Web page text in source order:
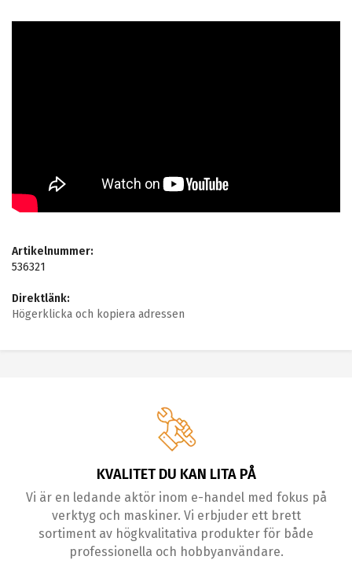
Artikelnummer:
536321
Direktlänk:
Högerklicka och kopiera adressen
KVALITET DU KAN LITA PÅ
Vi är en ledande aktör inom e-handel med fokus på
verktyg och maskiner. Vi erbjuder ett brett
sortiment av högkvalitativa produkter för både
professionella och hobbyanvändare.